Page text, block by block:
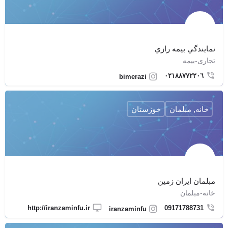
نمايندگي بيمه رازي
تجاری-بیمه
۰۲۱٨٨٧٧٢٢٠٦ bimerazi
مبلمان ایران زمین
خانه-مبلمان
09171788731
iranzaminfu
http://iranzaminfu.ir
خانه, مبلمان خوزستان